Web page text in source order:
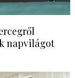
napvilágot